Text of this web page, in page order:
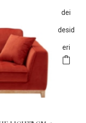
dei
desid
eri